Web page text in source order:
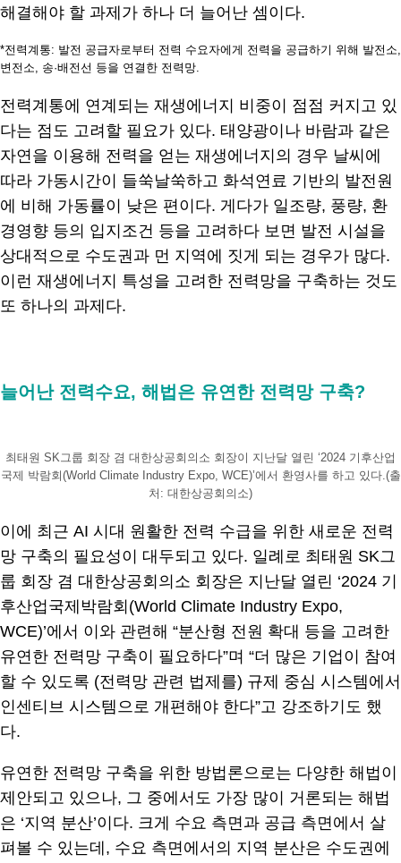
해결해야 할 과제가 하나 더 늘어난 셈이다.
*전력계통: 발전 공급자로부터 전력 수요자에게 전력을 공급하기 위해 발전소,
변전소, 송·배전선 등을 연결한 전력망.
전력계통에 연계되는 재생에너지 비중이 점점 커지고 있
다는 점도 고려할 필요가 있다. 태양광이나 바람과 같은
자연을 이용해 전력을 얻는 재생에너지의 경우 날씨에
따라 가동시간이 들쑥날쑥하고 화석연료 기반의 발전원
에 비해 가동률이 낮은 편이다. 게다가 일조량, 풍량, 환
경영향 등의 입지조건 등을 고려하다 보면 발전 시설을
상대적으로 수도권과 먼 지역에 짓게 되는 경우가 많다.
이런 재생에너지 특성을 고려한 전력망을 구축하는 것도
또 하나의 과제다.
늘어난 전력수요, 해법은 유연한 전력망 구축?
최태원 SK그룹 회장 겸 대한상공회의소 회장이 지난달 열린 ‘2024 기후산업
국제 박람회(World Climate Industry Expo, WCE)’에서 환영사를 하고 있다.(출
처: 대한상공회의소)
이에 최근 AI 시대 원활한 전력 수급을 위한 새로운 전력
망 구축의 필요성이 대두되고 있다. 일례로 최태원 SK그
룹 회장 겸 대한상공회의소 회장은 지난달 열린 ‘2024 기
후산업국제박람회(World Climate Industry Expo,
WCE)’에서 이와 관련해 “분산형 전원 확대 등을 고려한
유연한 전력망 구축이 필요하다”며 “더 많은 기업이 참여
할 수 있도록 (전력망 관련 법제를) 규제 중심 시스템에서
인센티브 시스템으로 개편해야 한다”고 강조하기도 했
다.
유연한 전력망 구축을 위한 방법론으로는 다양한 해법이
제안되고 있으나, 그 중에서도 가장 많이 거론되는 해법
은 ‘지역 분산’이다. 크게 수요 측면과 공급 측면에서 살
펴볼 수 있는데, 수요 측면에서의 지역 분산은 수도권에